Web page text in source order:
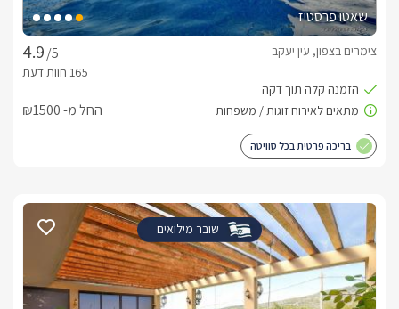
שאטו פרסטיז
/5
צימרים בצפון, עין יעקב
החל מ- ₪1500
בריכה פרטית בכל סוויטה
שובר מילואים